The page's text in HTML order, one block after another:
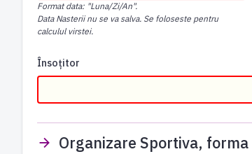
Format data: "Luna/Zi/An".
Data Nasterii nu se va salva. Se foloseste pentru
calculul virstei.
Însoțitor
Organizare Sportiva,